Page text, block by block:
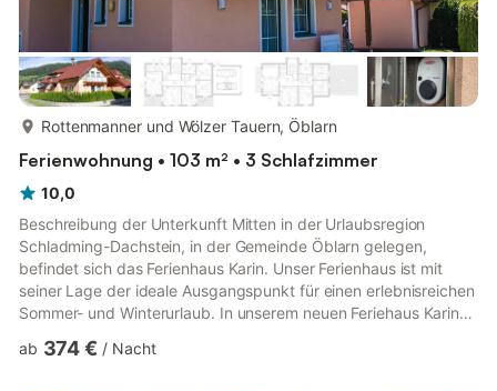
Rottenmanner und Wölzer Tauern, Öblarn
Ferienwohnung • 103 m² • 3 Schlafzimmer
10,0
Beschreibung der Unterkunft Mitten in der Urlaubsregion
Schladming-Dachstein, in der Gemeinde Öblarn gelegen,
befindet sich das Ferienhaus Karin. Unser Ferienhaus ist mit
seiner Lage der ideale Ausgangspunkt für einen erlebnisreichen
Sommer- und Winterurlaub. In unserem neuen Feriehaus Karin
Personen eingerichtet mit jeweils 3 Doppelzimmern, 2 Duschen,
ab 374 € / Nacht